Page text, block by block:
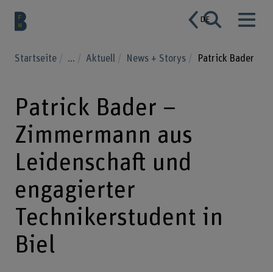
DE
Startseite ... Aktuell News + Storys Patrick Bader
Patrick Bader –
Zimmermann aus
Leidenschaft und
engagierter
Technikerstudent in
Biel